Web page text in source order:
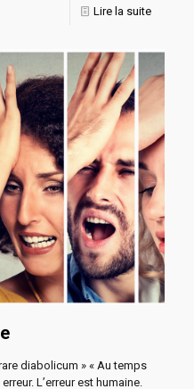
Lire la suite
diabolicum » « Au temps
L’erreur est humaine.